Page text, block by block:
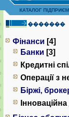
КАТАЛОГ
�������
Фінанси [4]
Банки [3]
Кредитні
Операції з
Біржі,